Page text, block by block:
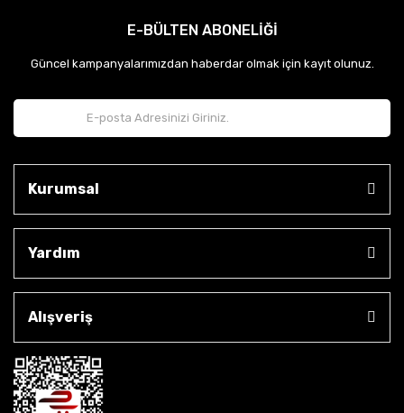
E-BÜLTEN ABONELİĞİ
Güncel kampanyalarımızdan haberdar olmak için kayıt olunuz.
Kurumsal
Yardım
Alışveriş